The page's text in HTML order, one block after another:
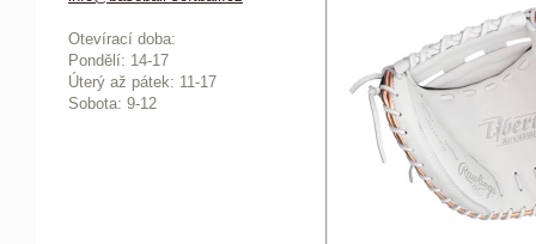
Otevírací doba:
Pondělí: 14-17
Úterý až pátek: 11-17
Sobota: 9-12